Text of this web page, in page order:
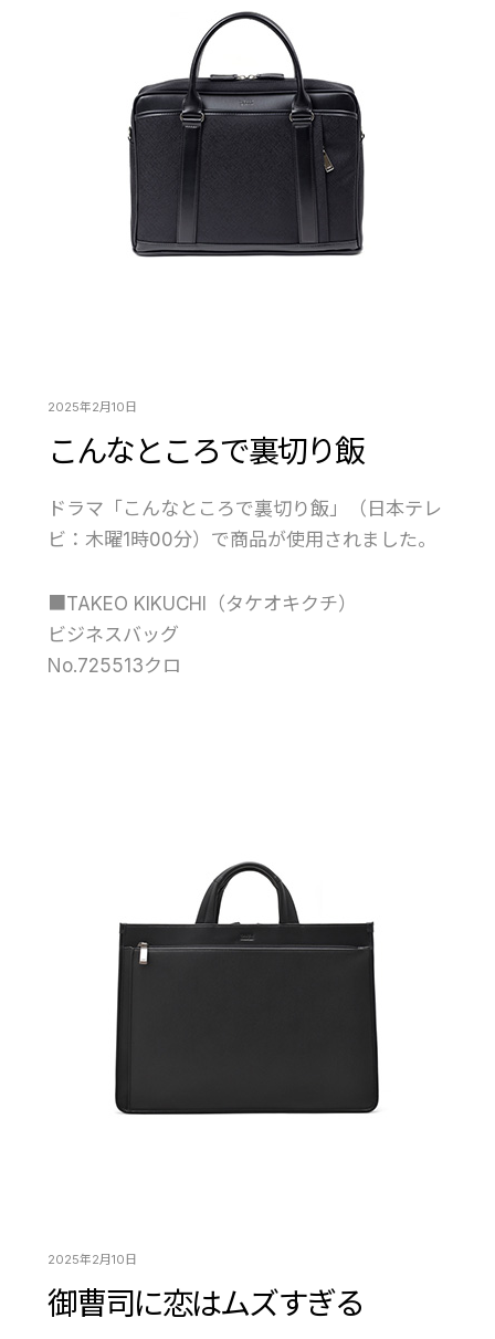
2025年2月10日
こんなところで裏切り飯
ドラマ「こんなところで裏切り飯」（日本テレ
ビ：木曜1時00分）で商品が使用されました。
■TAKEO KIKUCHI（タケオキクチ）
ビジネスバッグ
No.725513クロ
2025年2月10日
御曹司に恋はムズすぎる